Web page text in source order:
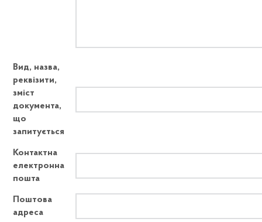
Вид, назва,
реквізити,
зміст
документа,
що
запитується
Контактна
електронна
пошта
Поштова
адреса